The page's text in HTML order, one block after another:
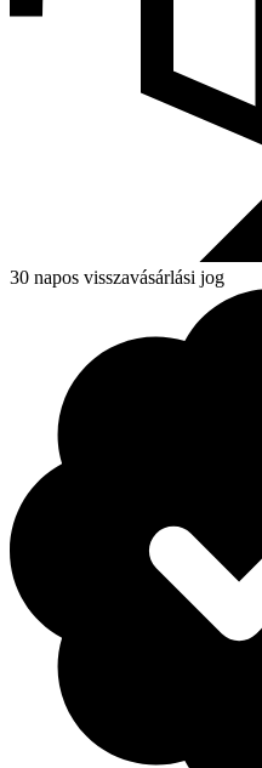
30 napos visszavásárlási jog